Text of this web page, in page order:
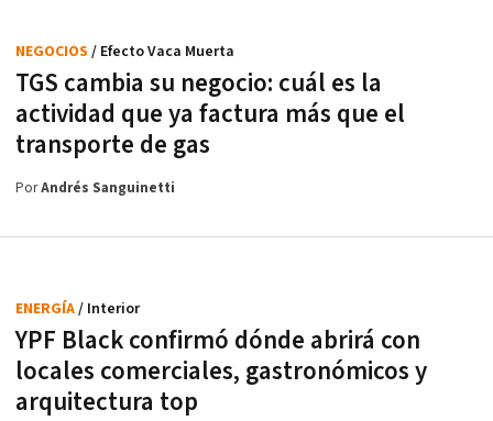
TGS cambia su negocio: cuál es la
actividad que ya factura más que el
transporte de gas
NEGOCIOS / Efecto Vaca Muerta
PorAndrés Sanguinetti
YPF Black confirmó dónde abrirá con
locales comerciales, gastronómicos y
arquitectura top
ENERGÍA/ Interior